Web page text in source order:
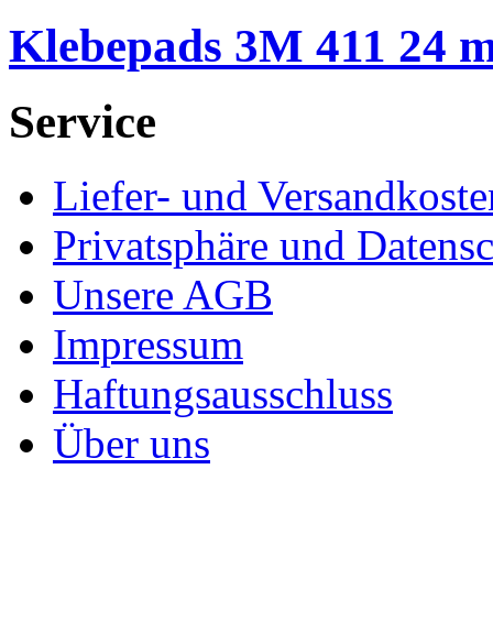
Klebepads 3M 411 24
Service
Liefer- und
Privatsphäre und
Unsere AGB
Impressum
Haftungsausschluss
Über uns